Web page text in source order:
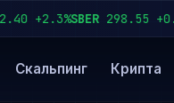
+2.3%SBER 298.55 +0.7%
Скальпинг Крипта